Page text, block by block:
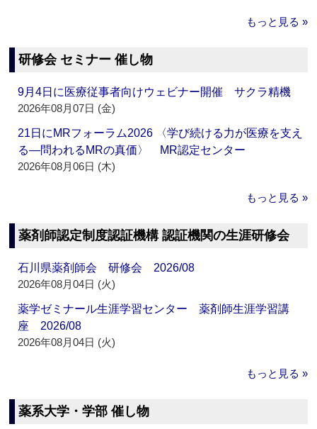
もっと見る »
研修会 セミナー 催し物
9月4日に医療従事者向けウェビナー開催 サクラ精機
2026年08月07日 (金)
21日にMRフォーラム2026 〈学び続ける力が医療を支え
る―問われるMRの真価〉 MR認定センター
2026年08月06日 (木)
もっと見る »
薬剤師認定制度認証機構 認証機関の生涯研修会
石川県薬剤師会 研修会 2026/08
2026年08月04日 (火)
薬学ゼミナール生涯学習センター 薬剤師生涯学習講
座 2026/08
2026年08月04日 (火)
もっと見る »
薬系大学・学部 催し物